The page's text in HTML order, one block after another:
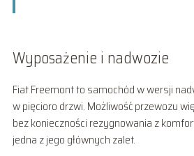
Wyposażenie i nadwozie
Fiat Freemont to samochód w wersji
w pięcioro drzwi. Możliwość przewozu
bez konieczności rezygnowania z
jedna z jego głównych zalet.